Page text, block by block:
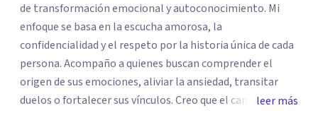
de transformación emocional y autoconocimiento. Mi
enfoque se basa en la escucha amorosa, la
confidencialidad y el respeto por la historia única de cada
persona. Acompaño a quienes buscan comprender el
origen de sus emociones, aliviar la ansiedad, transitar
duelos o fortalecer sus vínculos. Creo que el camino hacia
leer más